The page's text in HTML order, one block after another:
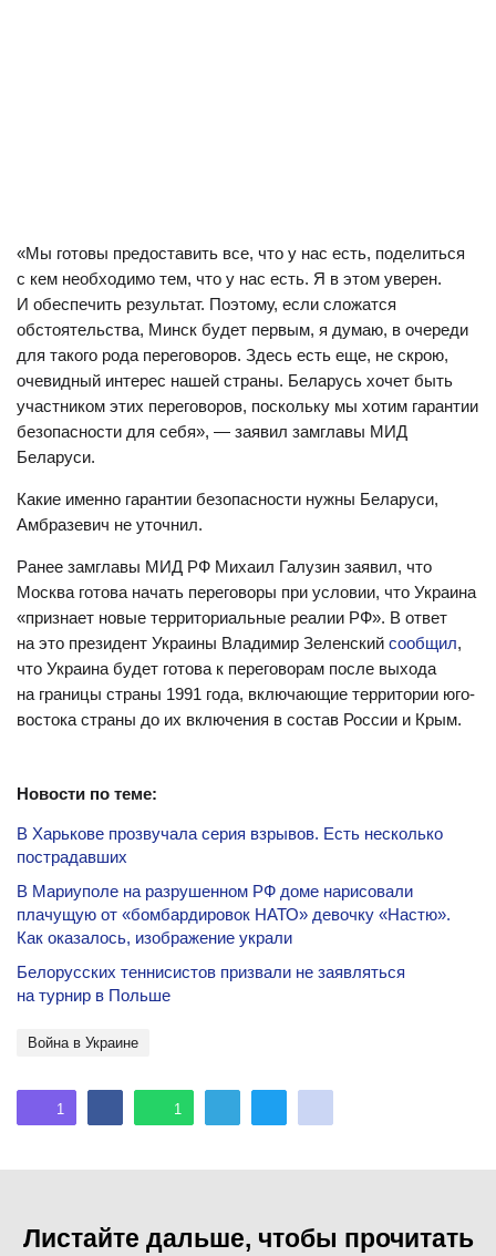
«Мы готовы предоставить все, что у нас есть, поделиться
с кем необходимо тем, что у нас есть. Я в этом уверен.
И обеспечить результат. Поэтому, если сложатся
обстоятельства, Минск будет первым, я думаю, в очереди
для такого рода переговоров. Здесь есть еще, не скрою,
очевидный интерес нашей страны. Беларусь хочет быть
участником этих переговоров, поскольку мы хотим гарантии
безопасности для себя», — заявил замглавы МИД
Беларуси.
Какие именно гарантии безопасности нужны Беларуси,
Амбразевич не уточнил.
Ранее замглавы МИД РФ Михаил Галузин заявил, что
Москва готова начать переговоры при условии, что Украина
«признает новые территориальные реалии РФ». В ответ
на это президент Украины Владимир Зеленский сообщил,
что Украина будет готова к переговорам после выхода
на границы страны 1991 года, включающие территории юго-
востока страны до их включения в состав России и Крым.
Новости по теме:
В Харькове прозвучала серия взрывов. Есть несколько
пострадавших
В Мариуполе на разрушенном РФ доме нарисовали
плачущую от «бомбардировок НАТО» девочку «Настю».
Как оказалось, изображение украли
Белорусских теннисистов призвали не заявляться
на турнир в Польше
Война в Украине
1 1
Листайте дальше, чтобы прочитать